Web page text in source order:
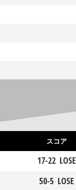
スコア
17-22 LOSE
50-5 LOSE